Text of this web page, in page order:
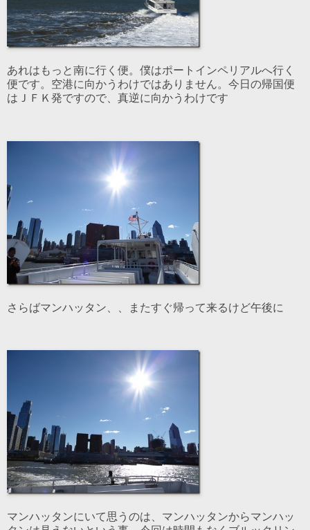
あれはもっと南に行く便。僕はポートインペリアルへ行く
便です。空港に向かうわけではありません。今日の帰国便
はＪＦＫ発ですので、真逆に向かうわけです
さらばマンハッタン、、またすぐ帰って来るけど午後に
マンハッタンにいて思うのは、マンハッタンからマンハッ